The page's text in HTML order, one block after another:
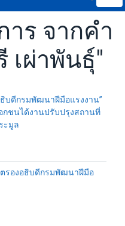
าร จากคำ
เผ่าพันธุ์"
บดีกรมพัฒนาฝีมือแรงงาน”
กชนได้งานปรับปรุงสถานที่
ะมูล
ตรองอธิบดีกรมพัฒนาฝีมือ